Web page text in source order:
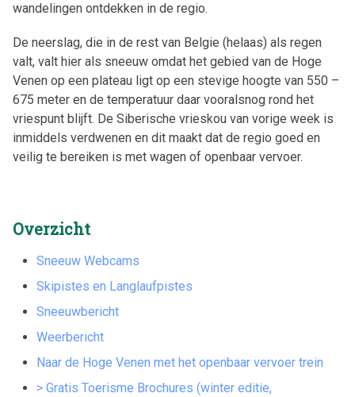
wandelingen ontdekken in de regio.
De neerslag, die in de rest van Belgie (helaas) als regen
valt, valt hier als sneeuw omdat het gebied van de Hoge
Venen op een plateau ligt op een stevige hoogte van 550 –
675 meter en de temperatuur daar vooralsnog rond het
vriespunt blijft. De Siberische vrieskou van vorige week is
inmiddels verdwenen en dit maakt dat de regio goed en
veilig te bereiken is met wagen of openbaar vervoer.
Overzicht
Sneeuw Webcams
Skipistes en Langlaufpistes
Sneeuwbericht
Weerbericht
Naar de Hoge Venen met het openbaar vervoer trein
> Gratis Toerisme Brochures (winter editie,